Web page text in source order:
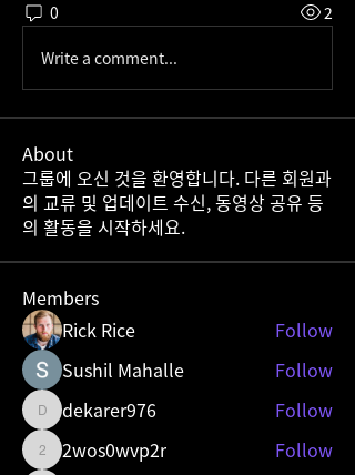
0 2
Write a comment...
About
그룹에 오신 것을 환영합니다. 다른 회원과
의 교류 및 업데이트 수신, 동영상 공유 등
의 활동을 시작하세요.
Members
Rick Rice
Follow
Sushil Mahalle
Follow
dekarer976
dekarer976 Follow
2wos0wvp2r
2wos0wvp2r Follow